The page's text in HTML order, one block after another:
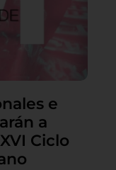
e
a
Ciclo